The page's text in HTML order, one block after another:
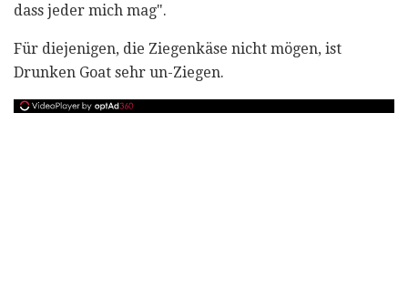
dass jeder mich mag".
Für diejenigen, die Ziegenkäse nicht mögen, ist
Drunken Goat sehr un-Ziegen.